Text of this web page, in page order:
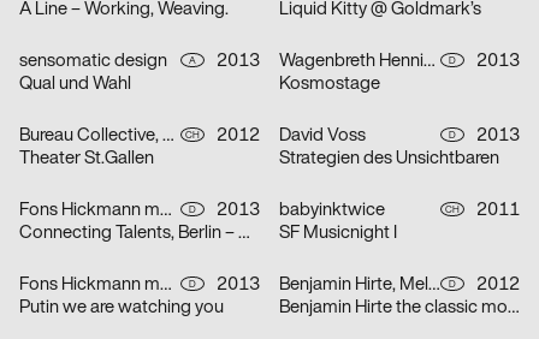
A Line – Working, Weaving.
Liquid Kitty @ Goldmark’s
sensomatic design A
2013
Qual und Wahl
Wagenbreth Henning D
2013
Kosmostage
Bureau Collective, Jan Hasler, René Kappeler, Larissa Kasper, Dominic Rechsteiner CH
2012
Theater St.Gallen
David Voss D
2013
Strategien des Unsichtbaren
Fons Hickmann m23, Ulrike Meyer D
2013
Connecting Talents, Berlin – Reykjavik
babyinktwice CH
2011
SF Musicnight I
Fons Hickmann m23 D
2013
Putin we are watching you
Benjamin Hirte, Melchior Imboden D
2012
Benjamin Hirte the classic mob ballet